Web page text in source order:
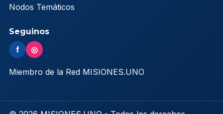
Nodos Temáticos
Seguinos
f ◎
Miembro de la Red MISIONES.UNO